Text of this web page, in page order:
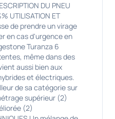
DU PNEU
UTILISATION ET
de prendre un virage
en cas d'urgence en
Turanza 6
même dans des
aussi bien aux
et électriques.
de sa catégorie sur
supérieur (2)
(2)